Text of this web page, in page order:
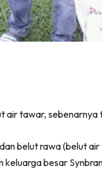
air tawar,
belut rawa (belut
besar